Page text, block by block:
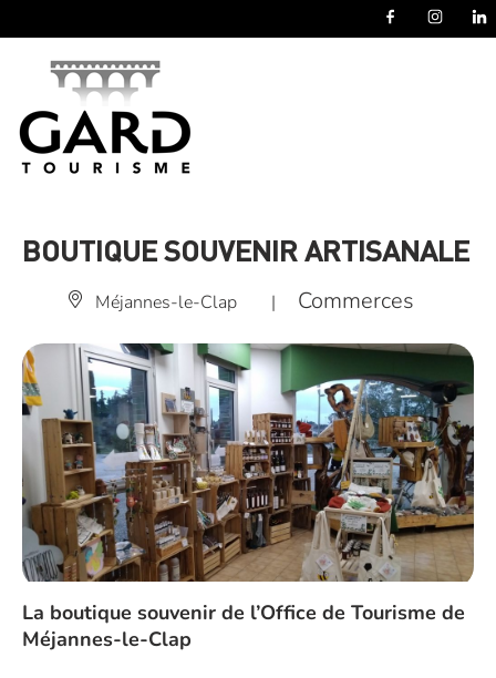
BOUTIQUE SOUVENIR ARTISANALE
Méjannes-le-Clap | Commerces
La boutique souvenir de l’Office de Tourisme de
Méjannes-le-Clap